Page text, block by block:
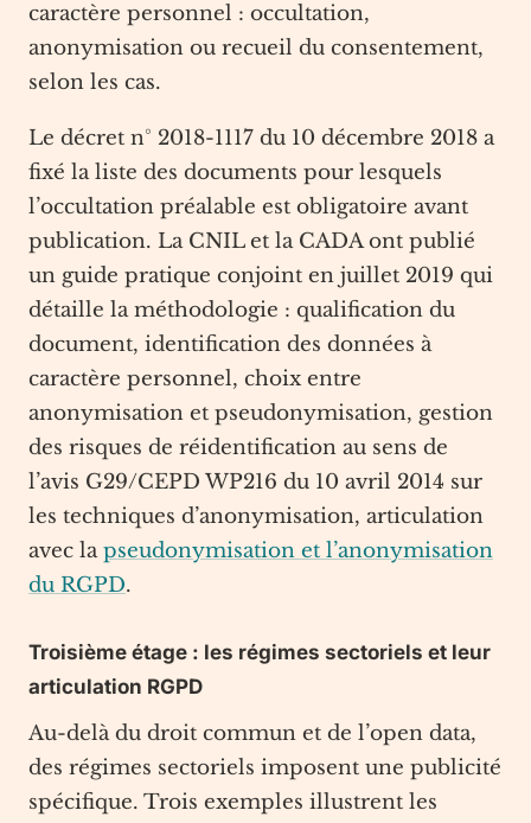
caractère personnel : occultation,
anonymisation ou recueil du consentement,
selon les cas.
Le décret n° 2018-1117 du 10 décembre 2018 a
fixé la liste des documents pour lesquels
l’occultation préalable est obligatoire avant
publication. La CNIL et la CADA ont publié
un guide pratique conjoint en juillet 2019 qui
détaille la méthodologie : qualification du
document, identification des données à
caractère personnel, choix entre
anonymisation et pseudonymisation, gestion
des risques de réidentification au sens de
l’avis G29/CEPD WP216 du 10 avril 2014 sur
les techniques d’anonymisation, articulation
avec lapseudonymisation et l’anonymisation
du RGPD.
Troisième étage : les régimes sectoriels et leur
articulation RGPD
Au-delà du droit commun et de l’open data,
des régimes sectoriels imposent une publicité
spécifique. Trois exemples illustrent les